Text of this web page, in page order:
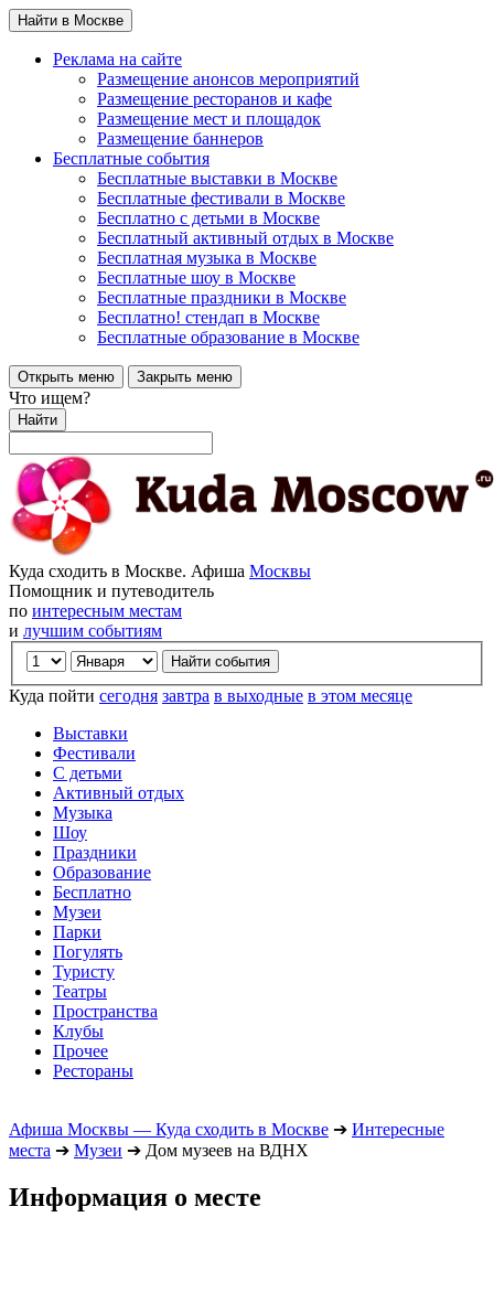
Найти в Москве
Реклама на сайте
Размещение анонсов мероприятий
Размещение ресторанов и кафе
Размещение мест и площадок
Размещение баннеров
Бесплатные события
Бесплатные выставки в Москве
Бесплатные фестивали в Москве
Бесплатно с детьми в Москве
Бесплатный активный отдых в Москве
Бесплатная музыка в Москве
Бесплатные шоу в Москве
Бесплатные праздники в Москве
Бесплатно! стендап в Москве
Бесплатные образование в Москве
Открыть меню Закрыть меню
Что ищем?
Найти
Куда сходить в Москве. Афиша Москвы
Помощник и путеводитель
по интересным местам
и лучшим событиям
Куда пойти сегодня завтра в выходные в этом месяце
Выставки
Фестивали
С детьми
Активный отдых
Музыка
Шоу
Праздники
Образование
Бесплатно
Музеи
Парки
Погулять
Туристу
Театры
Пространства
Клубы
Прочее
Рестораны
Афиша Москвы — Куда сходить в Москве ➔ Интересные
места ➔ Музеи ➔ Дом музеев на ВДНХ
Информация о месте